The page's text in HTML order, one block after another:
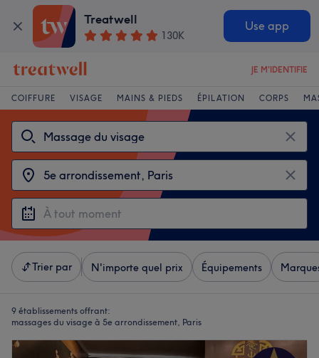
Treatwell
130K
Use app
JE M'IDENTIFIE
COIFFURE VISAGE MAINS & PIEDS ÉPILATION CORPS
Trier par N'importe quel prix Équipements
9 établissements offrant:
massages du visage à 5e arrondissement, Paris